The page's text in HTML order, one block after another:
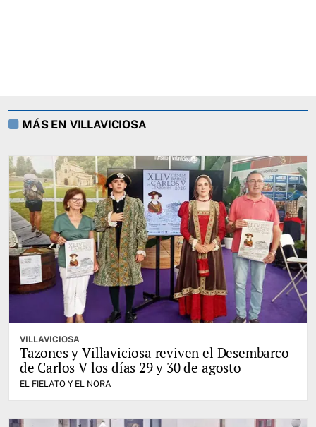
MÁS EN VILLAVICIOSA
VILLAVICIOSA
Tazones y Villaviciosa reviven el Desembarco
de Carlos V los días 29 y 30 de agosto
EL FIELATO Y EL NORA